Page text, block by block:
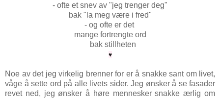
- ofte et snev av "jeg trenger deg"
bak "la meg være i fred"
- og ofte er det
mange fortrengte ord
bak stillheten
♥
Noe av det jeg virkelig brenner for er å snakke sant om livet,
våge å sette ord på alle livets sider. Jeg ønsker å se fasader
revet ned, jeg ønsker å høre mennesker snakke ærlig om